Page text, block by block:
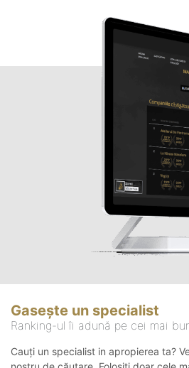
Gasește un specialist
Ranking-ul îi adună pe cei mai
Cauți un specialist in apropierea ta?